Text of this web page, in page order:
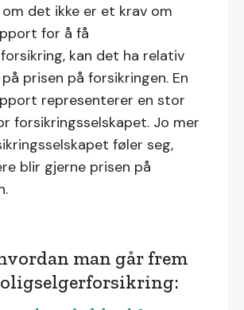
det ikke er et krav om
for å få
kan det ha relativ
prisen på forsikringen. En
representerer en stor
forsikringsselskapet. Jo mer
føler seg,
blir gjerne prisen på
man går frem